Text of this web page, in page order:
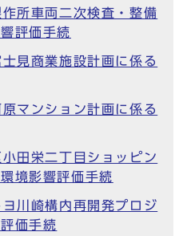
所車両二次検査・整備
評価手続
見商業施設計画に係る
マンション計画に係る
田栄二丁目ショッピン
境影響評価手続
川崎構内再開発プロジ
価手続